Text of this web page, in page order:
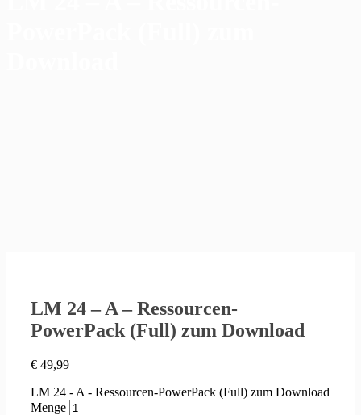
LM 24 – A – Ressourcen-
PowerPack (Full) zum Download
€ 49,99
LM 24 - A - Ressourcen-PowerPack (Full) zum Download
Menge